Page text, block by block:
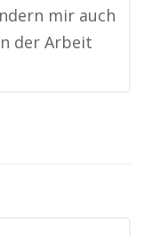
mir auch
der Arbeit